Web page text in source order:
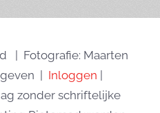
| Fotografie: Maarten
| Inloggen
zonder schriftelijke